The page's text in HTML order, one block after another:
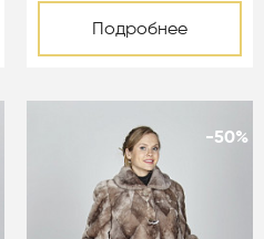
Подробнее
-50%